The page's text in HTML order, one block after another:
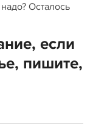
Осталось
если
пишите,